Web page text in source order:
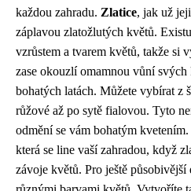
každou zahradu. Zlatice, jak už
záplavou zlatožlutých květů.
vzrůstem a tvarem květů, takže si
zase okouzlí omamnou vůní
bohatých latách. Můžete vybírat z
růžové až po sytě fialovou. Tyto
odmění se vám bohatým
která se line vaší zahradou, když
závoje květů. Pro ještě